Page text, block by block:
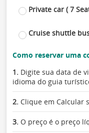
Private car ( 7
Cruise shuttle
Como reservar uma
1. Digite sua data de
idioma do guia
2. Clique em Calcular
3. O preço é o preço